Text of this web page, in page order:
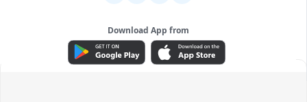
Download App from
ADVERTISEMENT